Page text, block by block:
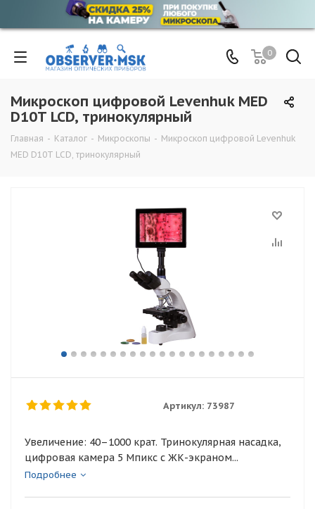
0
Микроскоп цифровой Levenhuk MED
D10T LCD, тринокулярный
Главная - Каталог - Микроскопы - Микроскоп цифровой Levenhuk
MED D10T LCD, тринокулярный
Артикул: 73987
Увеличение: 40–1000 крат. Тринокулярная насадка,
цифровая камера 5 Мпикс с ЖК-экраном...
Подробнее